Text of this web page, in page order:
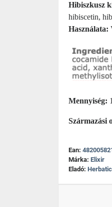
Hibiszkusz
hibiscetin,
Használata:
Mennyiség:
Származási
Ean:
Márka: Elixir
Eladó: